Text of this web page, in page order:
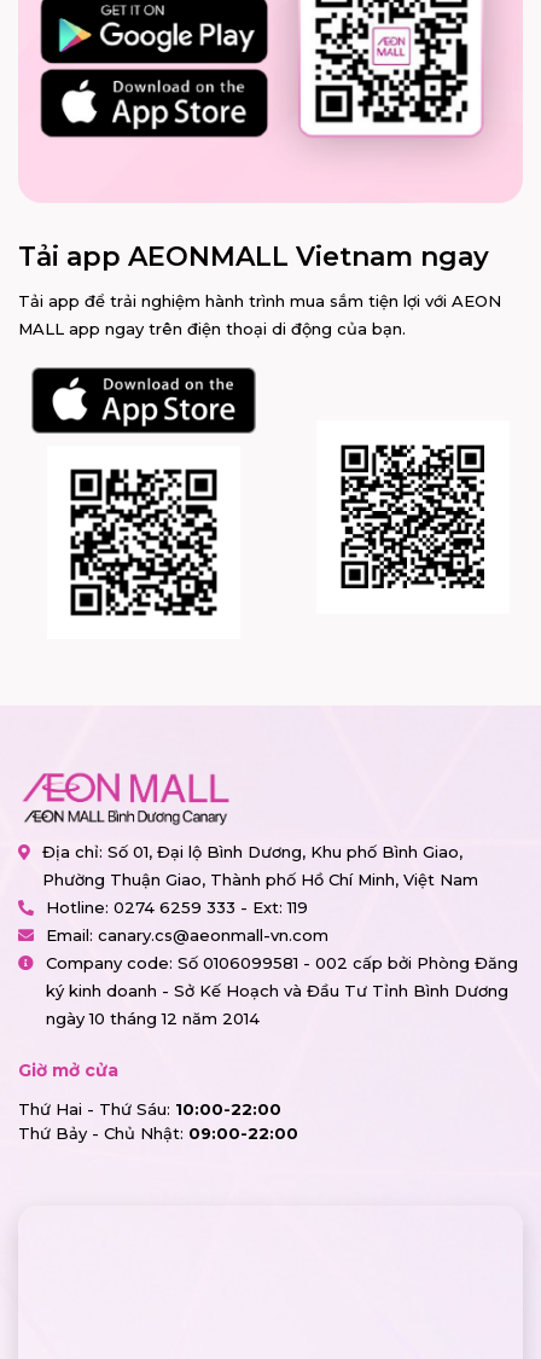
Tải app AEONMALL Vietnam ngay
Tải app để trải nghiệm hành trình mua sắm tiện lợi với AEON
MALL app ngay trên điện thoại di động của bạn.
Địa chỉ: Số 01, Đại lộ Bình Dương, Khu phố Bình Giao,
Phường Thuận Giao, Thành phố Hồ Chí Minh, Việt Nam
Hotline: 0274 6259 333 - Ext: 119
Email: canary.cs@aeonmall-vn.com
Company code: Số 0106099581 - 002 cấp bởi Phòng Đăng
ký kinh doanh - Sở Kế Hoạch và Đầu Tư Tỉnh Bình Dương
ngày 10 tháng 12 năm 2014
Giờ mở cửa
Thứ Hai - Thứ Sáu: 10:00-22:00
Thứ Bảy - Chủ Nhật: 09:00-22:00